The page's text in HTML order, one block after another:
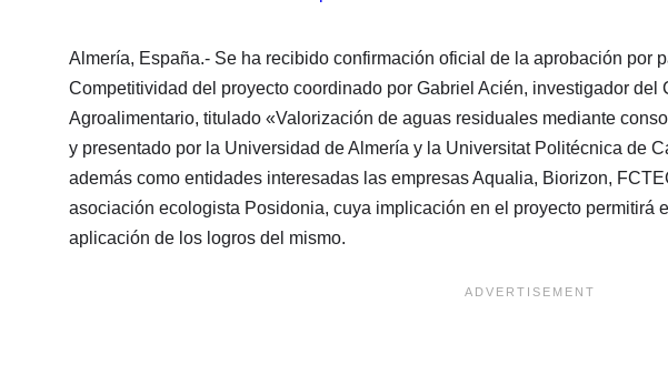
Almería, España.- Se ha recibido confirmación oficial de la aprobación por
Competitividad del proyecto coordinado por Gabriel Acién, investigador del
Agroalimentario, titulado «Valorización de aguas residuales mediante
y presentado por la Universidad de Almería y la Universitat Politécnica de
además como entidades interesadas las empresas Aqualia, Biorizon,
asociación ecologista Posidonia, cuya implicación en el proyecto permitirá
aplicación de los logros del mismo.